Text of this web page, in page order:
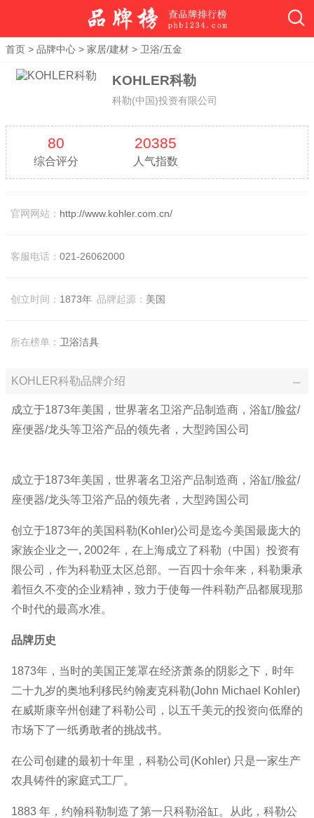
首页 > 品牌中心 > 家居/建材 > 卫浴/五金
KOHLER科勒
科勒(中国)投资有限公司
80
综合评分
20385
人气指数
官网网站： http://www.kohler.com.cn/
客服电话： 021-26062000
创立时间： 1873年 品牌起源： 美国
所在榜单： 卫浴洁具
KOHLER科勒品牌介绍
成立于1873年美国，世界著名卫浴产品制造商，浴缸/脸盆/
座便器/龙头等卫浴产品的领先者，大型跨国公司
成立于1873年美国，世界著名卫浴产品制造商，浴缸/脸盆/
座便器/龙头等卫浴产品的领先者，大型跨国公司
创立于1873年的美国科勒(Kohler)公司是迄今美国最庞大的
家族企业之一, 2002年，在上海成立了科勒（中国）投资有
限公司，作为科勒亚太区总部。一百四十余年来，科勒秉承
着恒久不变的企业精神，致力于使每一件科勒产品都展现那
个时代的最高水准。
品牌历史
1873年，当时的美国正笼罩在经济萧条的阴影之下，时年
二十九岁的奥地利移民约翰麦克科勒(John Michael Kohler)
在威斯康辛州创建了科勒公司，以五千美元的投资向低靡的
市场下了一纸勇敢者的挑战书。
在公司创建的最初十年里，科勒公司(Kohler) 只是一家生产
农具铸件的家庭式工厂。
1883 年，约翰科勒制造了第一只科勒浴缸。从此，科勒公